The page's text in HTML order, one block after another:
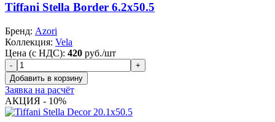
Tiffani Stella Border 6.2x50.5
Бренд: Azori
Коллекция: Vela
Цена (с НДС): 420 руб./шт
Заявка на расчёт
АКЦИЯ - 10%